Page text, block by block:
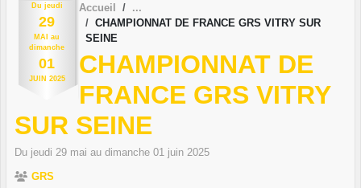
Du jeudi
29
MAI
au
dimanche
01
JUIN 2025
Accueil
CHAMPIONNAT DE FRANCE GRS VITRY SUR
SEINE
CHAMPIONNAT DE
FRANCE GRS VITRY
SUR SEINE
Du jeudi 29 mai au dimanche 01 juin 2025
GRS